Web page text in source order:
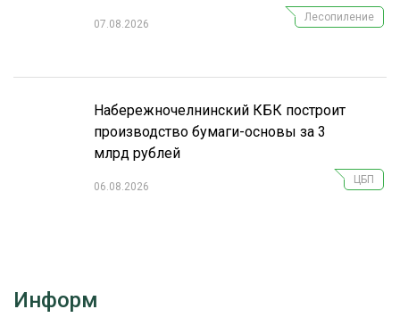
07.08.2026
Лесопиление
Набережночелнинский КБК построит
производство бумаги-основы за 3
млрд рублей
06.08.2026
ЦБП
Информ